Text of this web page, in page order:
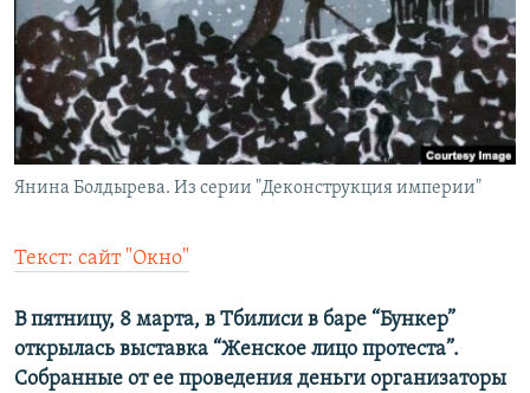
СОЦИАЛЬНЫЕ СЕТИ
Янина Болдырева. Из серии "Деконструкция империи"
Текст: сайт "Окно"
В пятницу, 8 марта, в Тбилиси в баре “Бункер”
открылась выставка “Женское лицо протеста”.
Собранные от ее проведения деньги организаторы